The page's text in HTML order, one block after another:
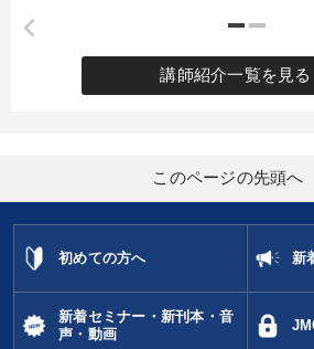
タグ・キーワード
新技術 いい会社
伝統・文化 繁盛 入
仕事術・ビジネスハック 採用 資
推薦
海外の成功事例 AI 女性経営者
講師紹介一覧を見る
このページの先頭へ
初めての方へ 新
新着セミナー・新刊本・音
声・動画